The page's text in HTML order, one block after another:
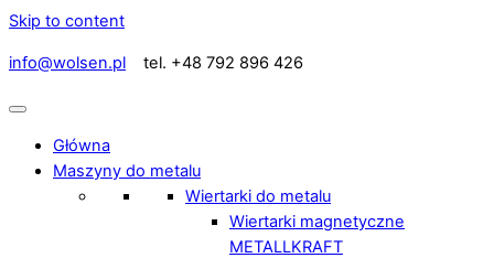
Skip to content
info@wolsen.pl tel. +48 792 896 426
Główna
Maszyny do metalu
Wiertarki do metalu
Wiertarki magnetyczne
METALLKRAFT